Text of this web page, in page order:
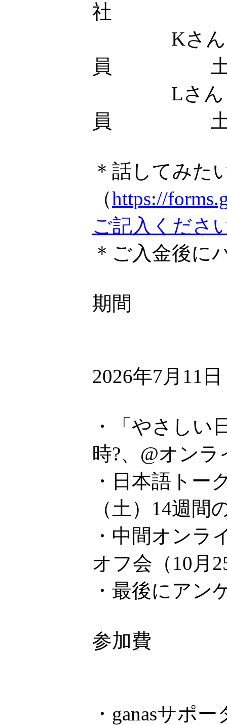
社 土
Kさん
員 土
Lさん
員 土
＊話してみた
（https://
ご記入くださ
＊ご入金後に
期間
2026年7月11
・「やさしい
時?、@オン
・日本語トー
（土）14週
・中間オンラ
オフ会（10月
・最後にアン
参加費
・ganasサポ